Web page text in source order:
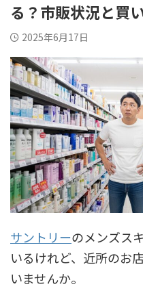
る？市販状況と買
2025年6月17日
サントリーのメンズス
いるけれど、近所のお
いませんか。